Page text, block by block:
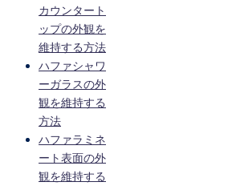
カウンタート
ップの外観を
維持する方法
ハファシャワ
ーガラスの外
観を維持する
方法
ハファラミネ
ート表面の外
観を維持する